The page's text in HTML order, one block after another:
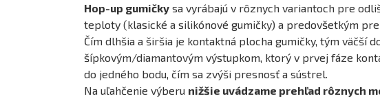
Hop-up gumičky sa vyrábajú v rôznych variantoch pre
teploty (klasické a silikónové gumičky) a predovšetkým pre
Čím dlhšia a širšia je kontaktná plocha gumičky, tým väčší
šípkovým/diamantovým výstupkom, ktorý v prvej fáze
do jedného bodu, čím sa zvýši presnosť a sústrel.
Na uľahčenie výberu nižšie uvádzame prehľad rôznych